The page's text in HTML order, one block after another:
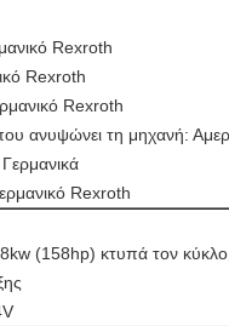
Rexroth
Rexroth
Rexroth
ανυψώνει τη μηχανή:
Rexroth
(158hp) κτυπά τον